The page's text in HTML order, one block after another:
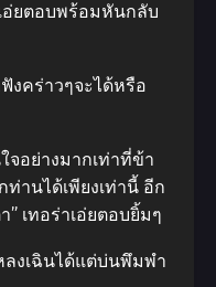
อ่ยตอบพร้อมหันกลับ
ฟังคร่าวๆจะได้หรือ
จอย่างมากเท่าที่ข้า
ท่านได้เพียงเท่านี้ อีก
เทอร่าเอ่ยตอบยิ้มๆ
ลงเฉินได้แต่บ่นพึมพำ